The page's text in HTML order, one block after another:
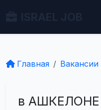
Главная Вакансии
в АШКЕЛОНЕ